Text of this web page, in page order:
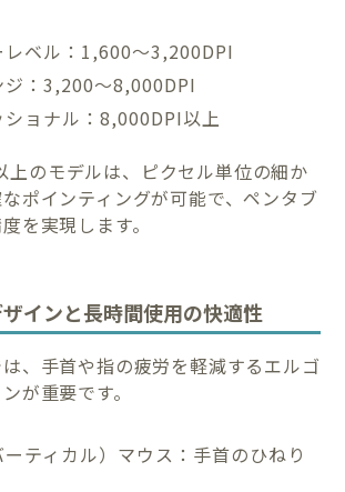
レベル：1,600〜3,200DPI
ジ：3,200〜8,000DPI
ショナル：8,000DPI以上
上のモデルは、ピクセル単位の細か
ポインティングが可能で、ペンタブ
を実現します。
インと長時間使用の快適性
、手首や指の疲労を軽減するエルゴ
が重要です。
ティカル）マウス：手首のひねり